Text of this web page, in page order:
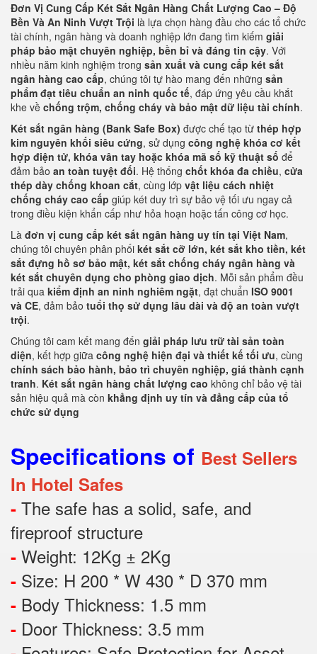
Đơn Vị Cung Cấp Két Sắt Ngân Hàng Chất Lượng Cao – Độ
Bền Và An Ninh Vượt Trội là lựa chọn hàng đầu cho các tổ chức
tài chính, ngân hàng và doanh nghiệp lớn đang tìm kiếm giải
pháp bảo mật chuyên nghiệp, bền bỉ và đáng tin cậy. Với
nhiều năm kinh nghiệm trong sản xuất và cung cấp két sắt
ngân hàng cao cấp, chúng tôi tự hào mang đến những sản
phẩm đạt tiêu chuẩn an ninh quốc tế, đáp ứng yêu cầu khắt
khe về chống trộm, chống cháy và bảo mật dữ liệu tài chính.
Két sắt ngân hàng (Bank Safe Box) được chế tạo từ thép hợp
kim nguyên khối siêu cứng, sử dụng công nghệ khóa cơ kết
hợp điện tử, khóa vân tay hoặc khóa mã số kỹ thuật số để
đảm bảo an toàn tuyệt đối. Hệ thống chốt khóa đa chiều, cửa
thép dày chống khoan cắt, cùng lớp vật liệu cách nhiệt
chống cháy cao cấp giúp két duy trì sự bảo vệ tối ưu ngay cả
trong điều kiện khẩn cấp như hỏa hoạn hoặc tấn công cơ học.
Là đơn vị cung cấp két sắt ngân hàng uy tín tại Việt Nam,
chúng tôi chuyên phân phối két sắt cỡ lớn, két sắt kho tiền, két
sắt đựng hồ sơ bảo mật, két sắt chống cháy ngân hàng và
két sắt chuyên dụng cho phòng giao dịch. Mỗi sản phẩm đều
trải qua kiểm định an ninh nghiêm ngặt, đạt chuẩn ISO 9001
và CE, đảm bảo tuổi thọ sử dụng lâu dài và độ an toàn vượt
trội.
Chúng tôi cam kết mang đến giải pháp lưu trữ tài sản toàn
diện, kết hợp giữa công nghệ hiện đại và thiết kế tối ưu, cùng
chính sách bảo hành, bảo trì chuyên nghiệp, giá thành cạnh
tranh. Két sắt ngân hàng chất lượng cao không chỉ bảo vệ tài
sản hiệu quả mà còn khẳng định uy tín và đẳng cấp của tổ
chức sử dụng
Specifications of Best Sellers
In Hotel Safes
- The safe has a solid, safe, and
fireproof structure
- Weight: 12Kg ± 2Kg
- Size: H 200 * W 430 * D 370 mm
- Body Thickness: 1.5 mm
- Door Thickness: 3.5 mm